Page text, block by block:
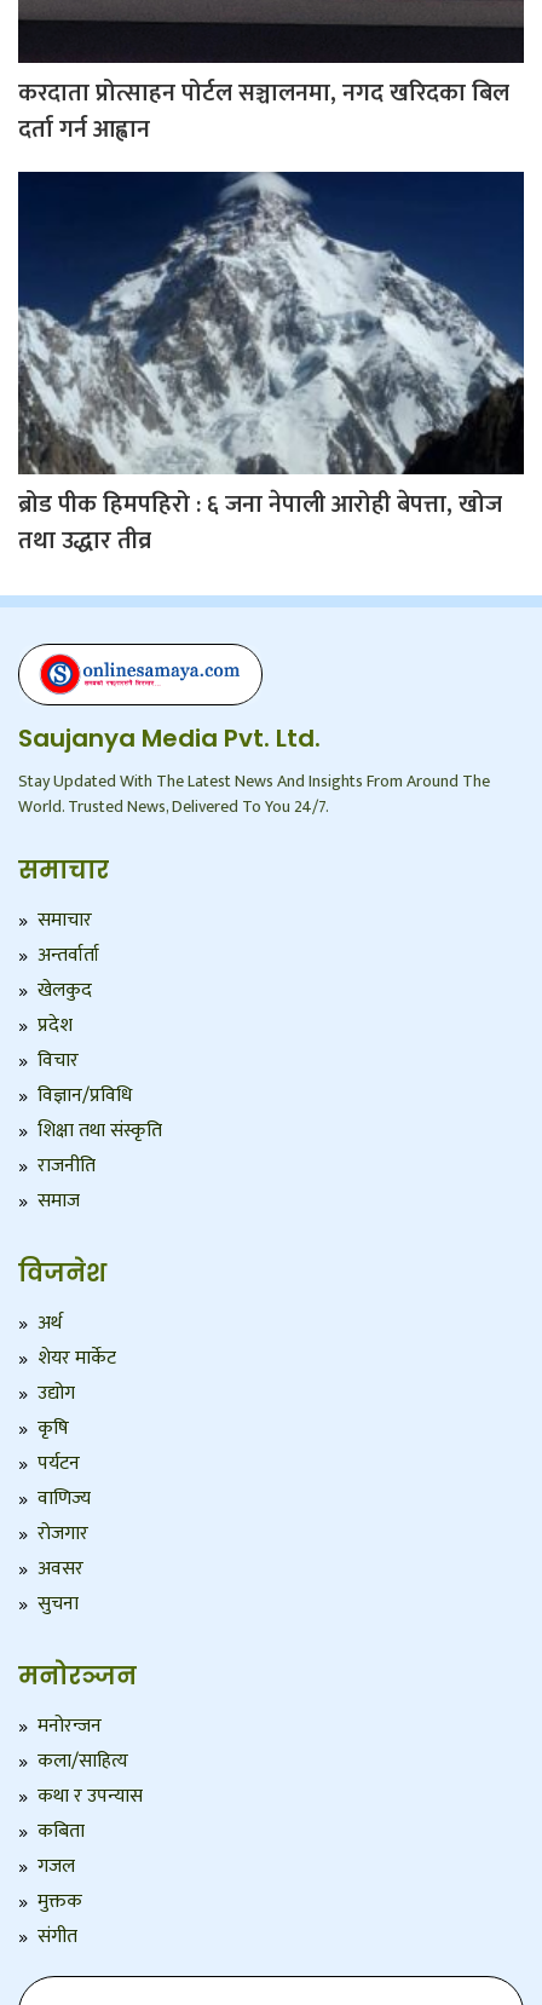
करदाता प्रोत्साहन पोर्टल सञ्चालनमा, नगद खरिदका बिल
दर्ता गर्न आह्वान
ब्रोड पीक हिमपहिरो : ६ जना नेपाली आरोही बेपत्ता, खोज
तथा उद्धार तीव्र
Saujanya Media Pvt. Ltd.
Stay Updated With The Latest News And Insights From Around The
World. Trusted News, Delivered To You 24/7.
समाचार
समाचार
अन्तर्वार्ता
खेलकुद
प्रदेश
विचार
विज्ञान/प्रविधि
शिक्षा तथा संस्कृति
राजनीति
समाज
विजनेश
अर्थ
शेयर मार्केट
उद्योग
कृषि
पर्यटन
वाणिज्य
रोजगार
अवसर
सुचना
मनोरञ्जन
मनोरन्जन
कला/साहित्य
कथा र उपन्यास
कबिता
गजल
मुक्तक
संगीत